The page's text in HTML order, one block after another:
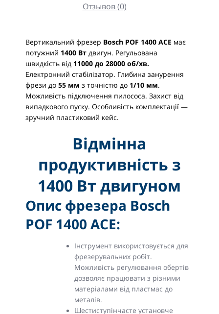
Отзывов (0)
Вертикальний фрезер Bosch POF 1400 ACE має
потужний 1400 Вт двигун. Регульована
швидкість від 11000 до 28000 об/хв.
Електронний стабілізатор. Глибина занурення
фрези до55 мм з точністю до 1/10 мм.
Можливість підключення пилососа. Захист від
випадкового пуску. Особливість комплектації —
зручний пластиковий кейс.
Відмінна
продуктивність з
1400 Вт двигуном
Опис фрезера Bosch
POF 1400 ACE:
Інструмент використовується для
фрезерувальних робіт.
Можливість регулювання обертів
дозволяє працювати з різними
матеріалами від пластмас до
металів.
Шестиступінчасте установче